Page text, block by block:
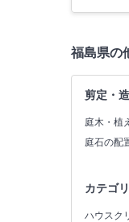
福島県の
剪定・
庭木・植
庭石の配
カテゴ
ハウスク